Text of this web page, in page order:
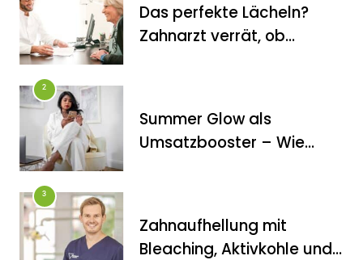
Das perfekte Lächeln?
Zahnarzt verrät, ob
2
Summer Glow als
Umsatzbooster – Wie
3
Zahnaufhellung mit
Bleaching, Aktivkohle und
FITNESS
Die perfekten Liegestütze
FITNESS